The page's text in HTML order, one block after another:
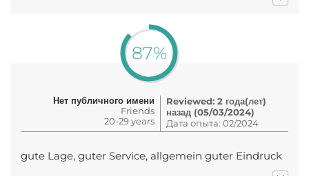
87%
Нет публичного имени
Friends
20-29 years
Reviewed: 2 года(лет)
назад (05/03/2024)
Дата опыта: 02/2024
gute Lage, guter Service, allgemein guter Eindruck